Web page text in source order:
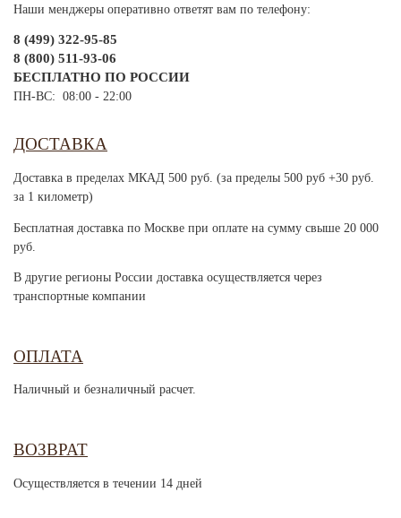
Наши менджеры оперативно ответят вам по телефону:
8 (499) 322-95-85
8 (800) 511-93-06
БЕСПЛАТНО ПО РОССИИ
ПН-ВС: 08:00 - 22:00
ДОСТАВКА
Доставка в пределах МКАД 500 руб. (за пределы 500 руб +30 руб.
за 1 километр)
Бесплатная доставка по Москве при оплате на сумму свыше 20 000
руб.
В другие регионы России доставка осуществляется через
транспортные компании
ОПЛАТА
Наличный и безналичный расчет.
ВОЗВРАТ
Осуществляется в течении 14 дней